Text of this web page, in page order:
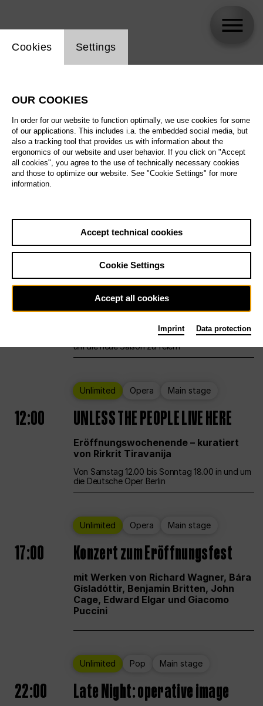
All artistic fields
All locations
All features
Sat29.8.
Ballet Main stage Staatsballett Berlin
12:00 Eröffnungswochenende
Die Deutsche Oper Berlin öffnet ihre Pforten,
um die neue Saison zu feiern
Unlimited Opera Main stage
12:00 UNLESS THE PEOPLE LIVE HERE
Eröffnungswochenende – kuratiert
von Rirkrit Tiravanija
Von Samstag 12.00 bis Sonntag 18.00 in und um
die Deutsche Oper Berlin
Unlimited Opera Main stage
17:00 Konzert zum Eröffnungsfest
mit Werken von Richard Wagner, Bára
Gísladóttir, Benjamin Britten, John
Cage, Edward Elgar und Giacomo
Puccini
Unlimited Pop Main stage
22:00 Late Night: operative image
Website cookie setting
Cookies Settings
OUR COOKIES
In order for our website to function optimally, we use cookies for some
of our applications. This includes i.a. the embedded social media, but
also a tracking tool that provides us with information about the
ergonomics of our website and user behavior. If you click on "Accept
all cookies", you agree to the use of technically necessary cookies
and those to optimize our website. See "Cookie Settings" for more
information.
Accept technical cookies
Cookie Settings
Accept all cookies
Imprint Data protection